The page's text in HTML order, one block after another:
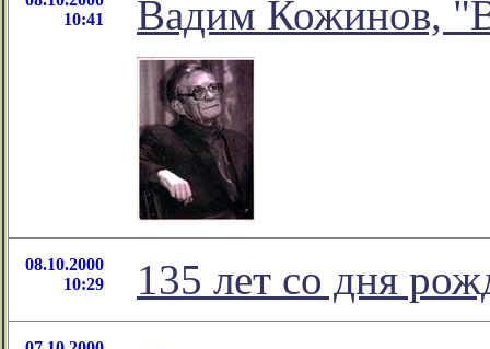
10:41
Вадим Кожинов,
08.10.2000
10:29
135 лет со дня